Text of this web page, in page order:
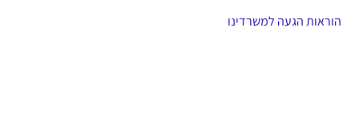
הוראות הגעה למשרדינו